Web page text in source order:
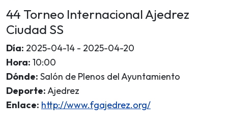
44 Torneo Internacional Ajedrez
Ciudad SS
Día: 2025-04-14 - 2025-04-20
Hora: 10:00
Dónde: Salón de Plenos del Ayuntamiento
Deporte:Ajedrez
Enlace: http://www.fgajedrez.org/